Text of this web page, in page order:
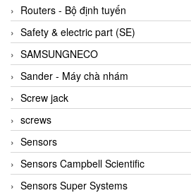
BRONKHORST
Brook Instrument
Brooks Instrument Vietnam
Buhler
BURLING INSTRUMENTS
Burster
BUSCHJOST
Calectro
Campbell Scientific
Routers - Bộ định tuyến
Safety & electric part (SE)
SAMSUNGNECO
Sander - Máy chà nhám
Screw jack
screws
Sensors
Sensors Campbell Scientific
Sensors Super Systems